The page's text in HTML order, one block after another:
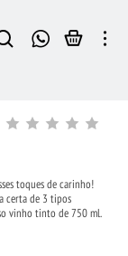
toques de carinho!
certa de 3 tipos
vinho tinto de 750 ml.